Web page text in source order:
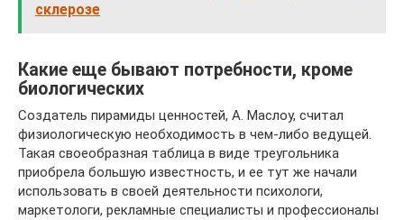
склерозе
Какие еще бывают потребности, кроме
биологических
Создатель пирамиды ценностей, А. Маслоу, считал
физиологическую необходимость в чем-либо ведущей.
Такая своеобразная таблица в виде треугольника
приобрела большую известность, и ее тут же начали
использовать в своей деятельности психологи,
маркетологи, рекламные специалисты и профессионалы